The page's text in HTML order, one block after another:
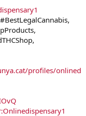
profiles/onlined